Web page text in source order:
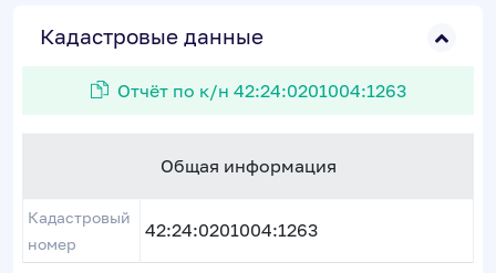
Кадастровые данные
Отчёт по к/н 42:24:0201004:1263
Общая информация
Кадастровый
номер
42:24:0201004:1263